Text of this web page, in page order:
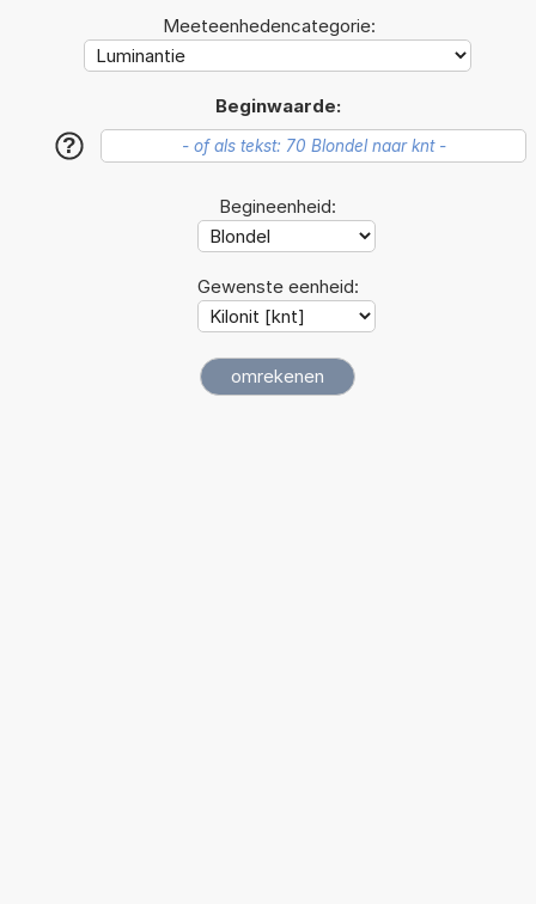
Meeteenhedencategorie:
Beginwaarde:
?
Begineenheid:
Gewenste eenheid: